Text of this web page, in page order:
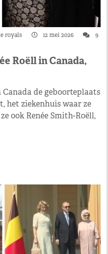
royals 12 mei 2026
9
Roëll in Canada,
de geboorteplaats
het ziekenhuis waar ze
ook Renée Smith-Roëll,